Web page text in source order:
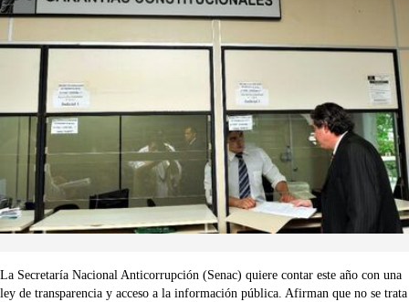
La Secretaría Nacional Anticorrupción (Senac) quiere contar este año con una
ley de transparencia y acceso a la información pública. Afirman que no se trata